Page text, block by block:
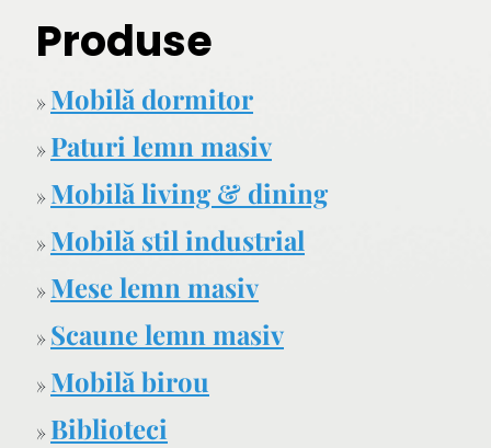
Produse
» Mobilă dormitor
» Paturi lemn masiv
» Mobilă living & dining
» Mobilă stil industrial
» Mese lemn masiv
» Scaune lemn masiv
» Mobilă birou
» Biblioteci